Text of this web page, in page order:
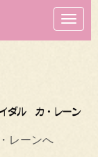
N
a
v
o
n
レーンへ